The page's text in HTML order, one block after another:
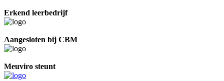
Erkend leerbedrijf
Aangesloten bij CBM
Meuviro steunt